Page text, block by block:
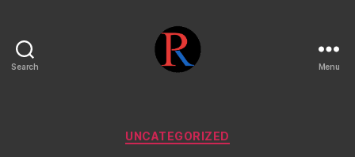
Search Menu
Categories
UNCATEGORIZED